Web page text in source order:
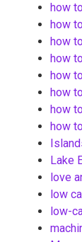
how
how
how
how
how
how
how
how
Lake
love
low
low-